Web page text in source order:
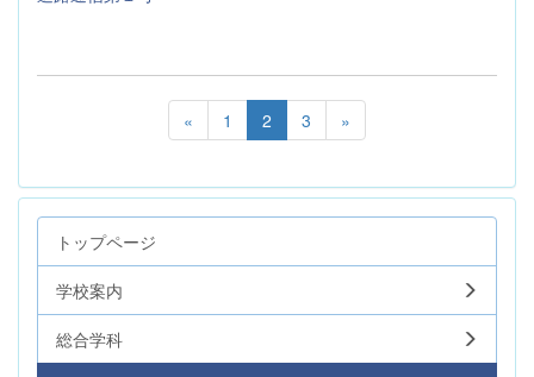
« 1 2 3 »
トップページ
学校案内
総合学科